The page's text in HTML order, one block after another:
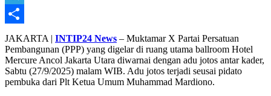
Telegram
Share
JAKARTA | INTIP24 News – Muktamar X Partai Persatuan
Pembangunan (PPP) yang digelar di ruang utama ballroom Hotel
Mercure Ancol Jakarta Utara diwarnai dengan adu jotos antar kader,
Sabtu (27/9/2025) malam WIB. Adu jotos terjadi seusai pidato
pembuka dari Plt Ketua Umum Muhammad Mardiono.